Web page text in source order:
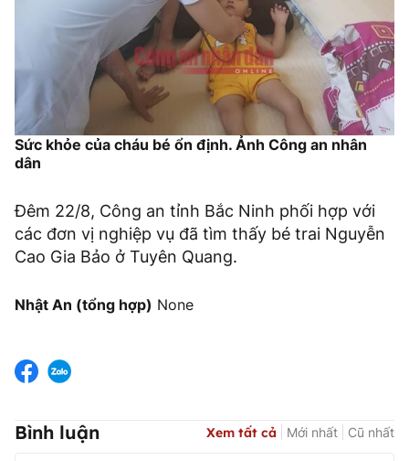
Sức khỏe của cháu bé ổn định. Ảnh Công an nhân
dân
Đêm 22/8, Công an tỉnh Bắc Ninh phối hợp với
các đơn vị nghiệp vụ đã tìm thấy bé trai Nguyễn
Cao Gia Bảo ở Tuyên Quang.
Nhật An (tổng hợp) None
Bình luận Xem tất cả Mới nhất Cũ nhất